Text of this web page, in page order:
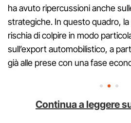
ha avuto ripercussioni anche
strategiche. In questo quadro,
rischia di colpire in modo
sull’export automobilistico, a
già alle prese con una fase
Continua a leggere